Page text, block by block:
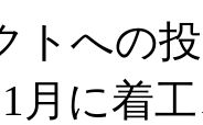
トへの
月に着